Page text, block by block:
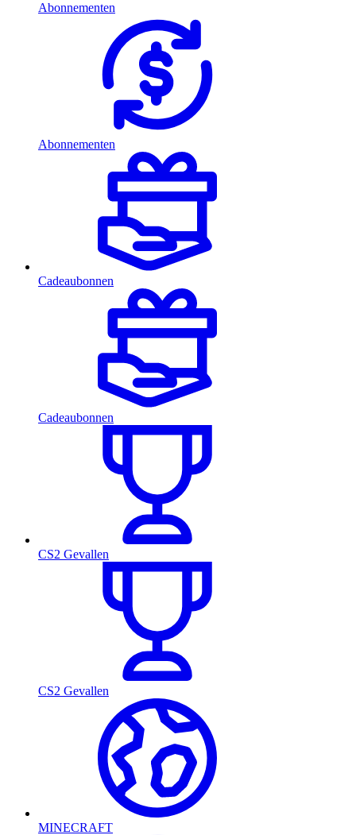
Abonnementen
Abonnementen
Cadeaubonnen
Cadeaubonnen
CS2 Gevallen
CS2 Gevallen
MINECRAFT